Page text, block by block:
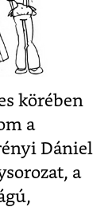
körében
a
Dániel
a